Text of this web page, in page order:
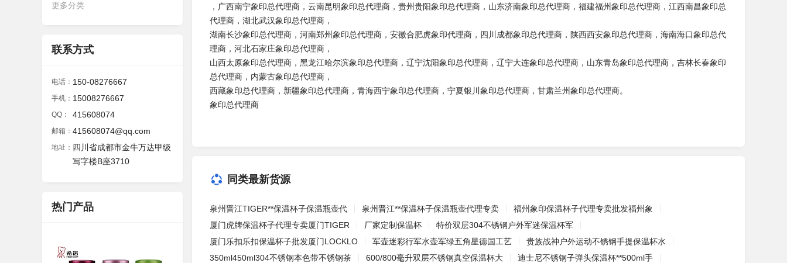
更多分类
联系方式
电话： 150-08276667
手机： 15008276667
QQ： 415608074
邮箱： 415608074@qq.com
地址： 四川省成都市金牛万达甲级
写字楼B座3710
热门产品
，广西南宁象印总代理商，云南昆明象印总代理商，贵州贵阳象印总代理商，山东济南象印总代理商，福建福州象印总代理商，江西南昌象印总
代理商，湖北武汉象印总代理商，
湖南长沙象印总代理商，河南郑州象印总代理商，安徽合肥虎象印代理商，四川成都象印总代理商，陕西西安象印总代理商，海南海口象印总代
理商，河北石家庄象印总代理商，
山西太原象印总代理商，黑龙江哈尔滨象印总代理商，辽宁沈阳象印总代理商，辽宁大连象印总代理商，山东青岛象印总代理商，吉林长春象印
总代理商，内蒙古象印总代理商，
西藏象印总代理商，新疆象印总代理商，青海西宁象印总代理商，宁夏银川象印总代理商，甘肃兰州象印总代理商。
象印总代理商
同类最新货源
泉州晋江TIGER**保温杯子保温瓶壶代 泉州晋江**保温杯子保温瓶壶代理专卖
福州象印保温杯子代理专卖批发福州象
厦门虎牌保温杯子代理专卖厦门TIGER
厂家定制保温杯
特价双层304不锈钢户外军迷保温杯军
厦门乐扣乐扣保温杯子批发厦门LOCKLO
军壶迷彩行军水壶军绿五角星德国工艺
贵族战神户外运动不锈钢手提保温杯水
350ml450ml304不锈钢本色带不锈钢茶
600/800毫升双层不锈钢真空保温杯大
迪士尼不锈钢子弹头保温杯**500ml手